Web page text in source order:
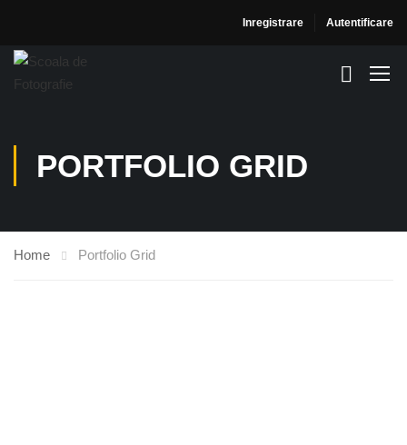
Inregistrare Autentificare
PORTFOLIO GRID
Home Portfolio Grid